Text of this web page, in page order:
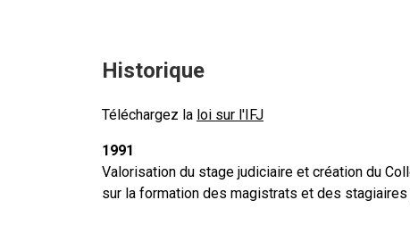
Historique
Téléchargez la loi sur l'IFJ
1991
Valorisation du stage judiciaire et création du
sur la formation des magistrats et des stagiaires